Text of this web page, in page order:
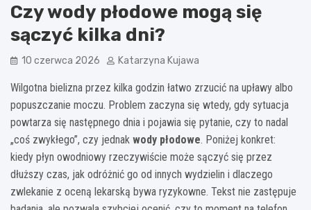
Czy wody płodowe mogą się
sączyć kilka dni?
10 czerwca 2026 Katarzyna Kujawa
Wilgotna bielizna przez kilka godzin łatwo zrzucić na upławy albo
popuszczanie moczu. Problem zaczyna się wtedy, gdy sytuacja
powtarza się następnego dnia i pojawia się pytanie, czy to nadal
„coś zwykłego”, czy jednak wody płodowe. Poniżej konkret:
kiedy płyn owodniowy rzeczywiście może sączyć się przez
dłuższy czas, jak odróżnić go od innych wydzielin i dlaczego
zwlekanie z oceną lekarską bywa ryzykowne. Tekst nie zastępuje